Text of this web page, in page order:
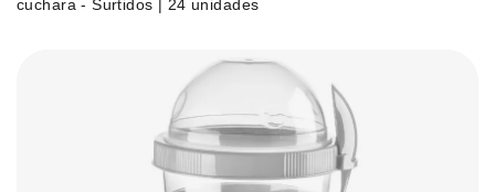
cuchara - Surtidos | 24 unidades